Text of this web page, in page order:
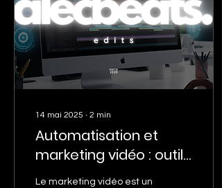
14 mai 2025 ∙ 2 min
Automatisation et
marketing vidéo : outils
indispensables en 2025
Le marketing vidéo est un